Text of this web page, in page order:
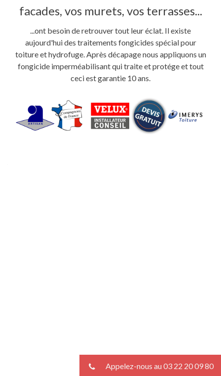
facades, vos murets, vos terrasses...
...ont besoin de retrouver tout leur éclat. Il existe
aujourd'hui des traitements fongicides spécial pour
toiture et hydrofuge. Après décapage nous appliquons un
fongicide imperméabilisant qui traite et protége et tout
ceci est garantie 10 ans.
Appelez-nous au 03 22 20 09 80